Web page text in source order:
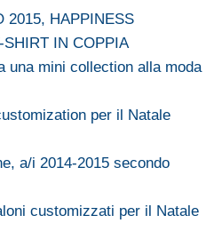
2015, HAPPINESS
SHIRT IN COPPIA
una mini collection alla moda
per il Natale
a/i 2014-2015 secondo
customizzati per il Natale